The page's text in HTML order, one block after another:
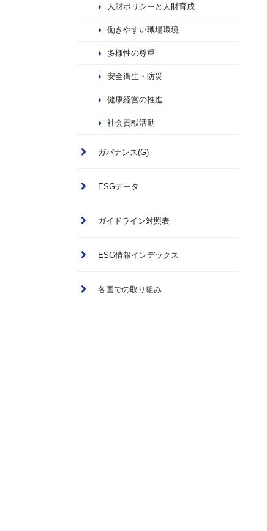
人財ポリシーと人財育成
働きやすい職場環境
多様性の尊重
安全衛生・防災
健康経営の推進
社会貢献活動
ガバナンス(G)
ESGデータ
ガイドライン対照表
ESG情報インデックス
各国での取り組み